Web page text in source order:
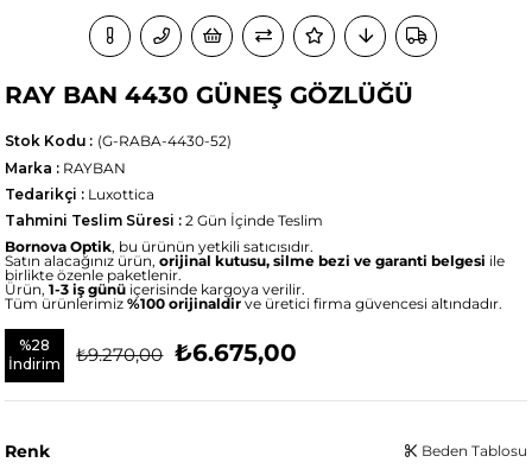
RAY BAN 4430 GÜNEŞ GÖZLÜĞÜ
(G-RABA-4430-52)
Stok Kodu
Marka : RAYBAN
Tedarikçi : Luxottica
Tahmini Teslim Süresi : 2 Gün İçinde Teslim
Bornova Optik, bu ürünün yetkili satıcısıdır.
Satın alacağınız ürün,orijinal kutusu, silme bezi ve garanti belgesi ile
birlikte özenle paketlenir.
Ürün,1-3 iş günü içerisinde kargoya verilir.
Tüm ürünlerimiz%100 orijinaldirve üretici firma güvencesi altındadır.
%28
İndirim
₺9.270,00 ₺6.675,00
Renk Beden Tablosu